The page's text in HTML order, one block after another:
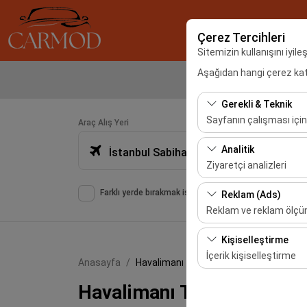
Çerez Tercihleri
Sitemizin kullanışını
Aşağıdan hangi çerez
Gerekli & Teknik
Sayfanın çalışması
Bu çerezler sitenin
bırakılamaz.
Analitik
Ziyaretçi analizleri
Bu çerezler, sitemizin
etmemizi sağlar. Bu
Reklam (Ads)
Reklam ve reklam
Bu çerezler, size ilgi
etkinliğini (gösterim
Kişiselleştirme
İçerik kişiselleştirme
deneyiminizin
Araç Alış Yeri
İstanbul Sabiha Gökçen Havalimanı -SAW
Farklı yerde bırakmak istiyorum
Anasayfa Havalimanı Transfer
Havalimanı Transfer